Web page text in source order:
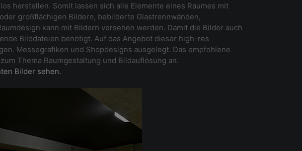
herstellen. Somit lassen sich alle Elemente eines Raumes mit
großflächigen Bildern, bebilderte Glastrennwänden,
kann mit Bildern versehen werden. Damit die Bilder auch
Bilddateien benötigt. Auf das Angebot dieser high-res
Messegrafiken und Shopdesigns ausgelegt. Das empfohlene
zum Thema Raumgestaltung und Bildauflösung an.
Bilder sehen.